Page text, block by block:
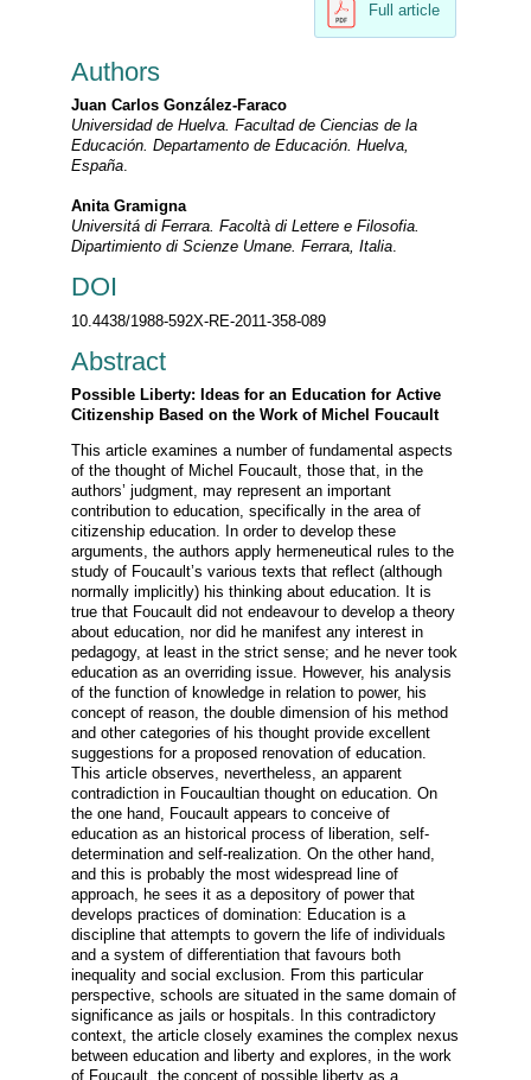
Full article
Authors
Juan Carlos González-Faraco
Universidad de Huelva. Facultad de Ciencias de la
Educación. Departamento de Educación. Huelva,
España.
Anita Gramigna
Universitá di Ferrara. Facoltà di Lettere e Filosofia.
Dipartimiento di Scienze Umane. Ferrara, Italia.
DOI
10.4438/1988-592X-RE-2011-358-089
Abstract
Possible Liberty: Ideas for an Education for Active
Citizenship Based on the Work of Michel Foucault
This article examines a number of fundamental aspects
of the thought of Michel Foucault, those that, in the
authors’ judgment, may represent an important
contribution to education, specifically in the area of
citizenship education. In order to develop these
arguments, the authors apply hermeneutical rules to the
study of Foucault’s various texts that reflect (although
normally implicitly) his thinking about education. It is
true that Foucault did not endeavour to develop a theory
about education, nor did he manifest any interest in
pedagogy, at least in the strict sense; and he never took
education as an overriding issue. However, his analysis
of the function of knowledge in relation to power, his
concept of reason, the double dimension of his method
and other categories of his thought provide excellent
suggestions for a proposed renovation of education.
This article observes, nevertheless, an apparent
contradiction in Foucaultian thought on education. On
the one hand, Foucault appears to conceive of
education as an historical process of liberation, self-
determination and self-realization. On the other hand,
and this is probably the most widespread line of
approach, he sees it as a depository of power that
develops practices of domination: Education is a
discipline that attempts to govern the life of individuals
and a system of differentiation that favours both
inequality and social exclusion. From this particular
perspective, schools are situated in the same domain of
significance as jails or hospitals. In this contradictory
context, the article closely examines the complex nexus
between education and liberty and explores, in the work
of Foucault, the concept of possible liberty as a